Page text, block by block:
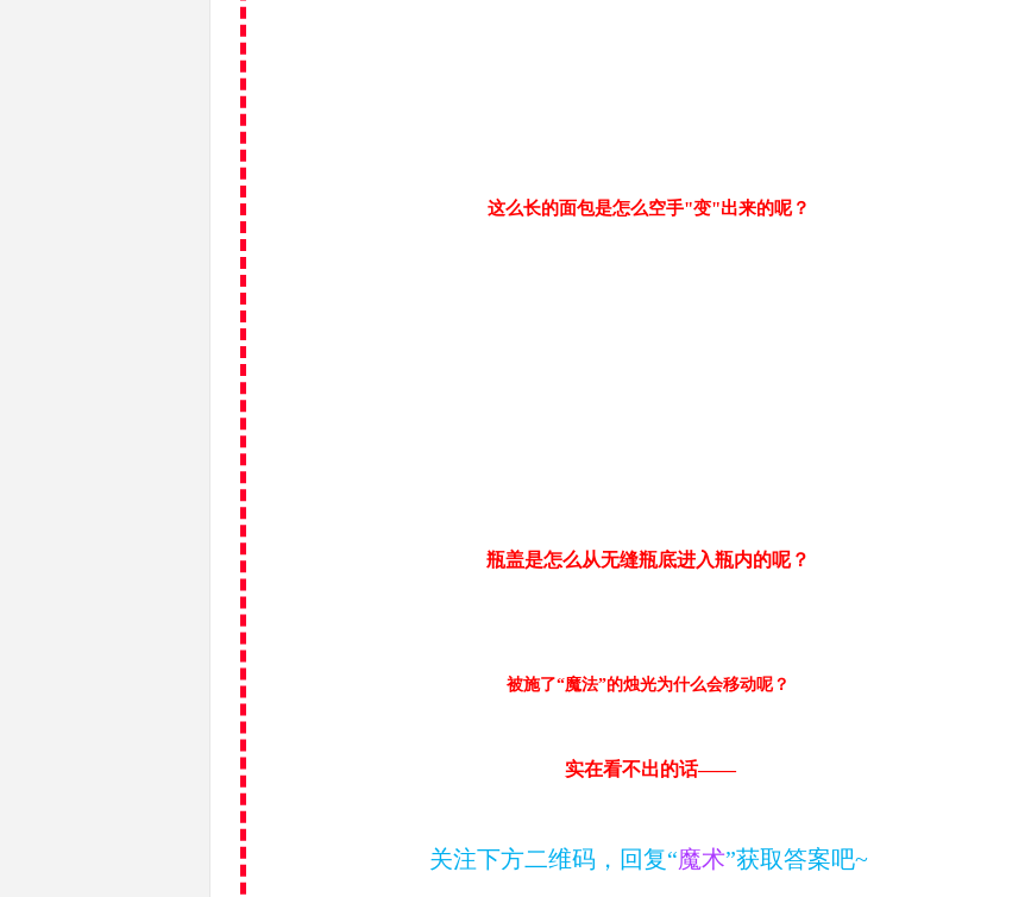
这么长的面包是怎么空手"变"出来的呢？
瓶盖是怎么从无缝瓶底进入瓶内的呢？
被施了“魔法”的烛光为什么会移动呢？
实在看不出的话——
关注下方二维码，回复“魔术”获取答案吧~